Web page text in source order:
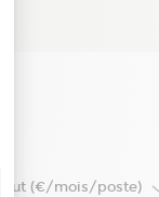
haut (€/mois/poste)